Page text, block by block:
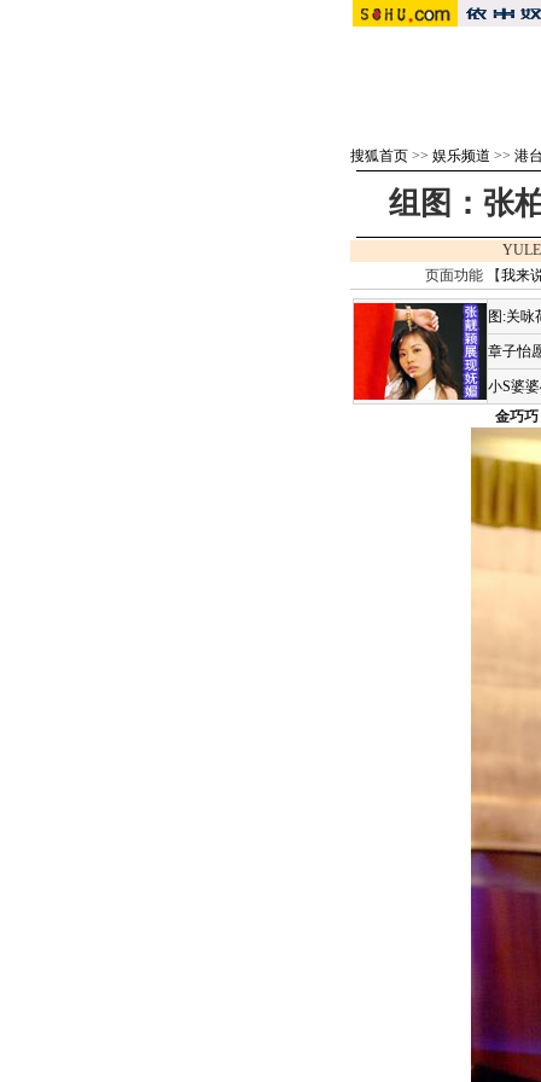
搜狐首页 >> 娱乐频道 >> 港
组图：张
页面功能 【我来
图:关咏
章子怡
小S婆
金巧